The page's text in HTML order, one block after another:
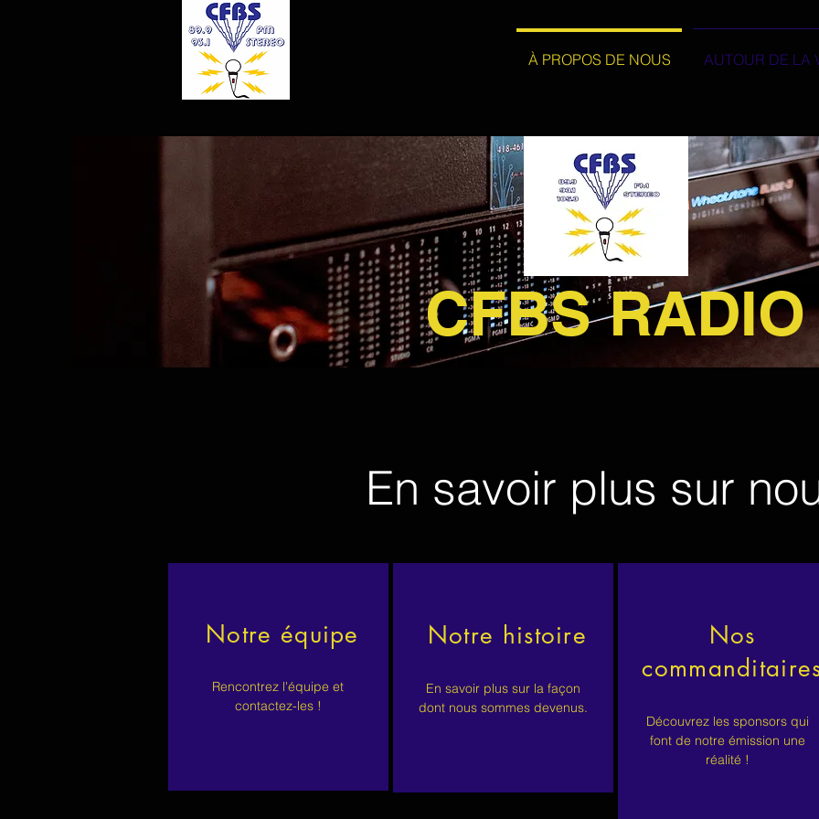
À PROPOS DE NOUS AUTOUR DE LA
CFBS RADIO
En savoir plus sur
Notre équipe
Rencontrez l'équipe et
contactez-les !
Notre histoire
En savoir plus sur la façon
dont nous sommes devenus.
Nos
Découvrez les sponsors qui
font de notre émission une
réalité !